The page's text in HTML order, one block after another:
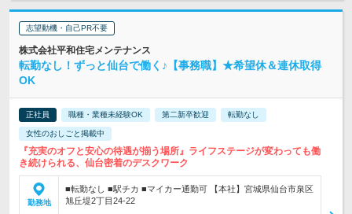
志望動機・自己PR不要
株式会社平和住宅メンテナンス
転勤なし！ずっと仙台で働く♪【事務職】★希望休＆連休取得
OK
正社員 職種・業種未経験OK 第二新卒歓迎 転勤なし
女性のおしごと掲載中
『充実のオフと安心の待遇が揃う場所』ライフステージが変わっても働
き続けられる、仙台密着のデスクワーク
勤務地
■転勤なし ■駅チカ ■マイカー通勤可 【本社】宮城県仙台市泉区
旭丘堤2丁目24-22